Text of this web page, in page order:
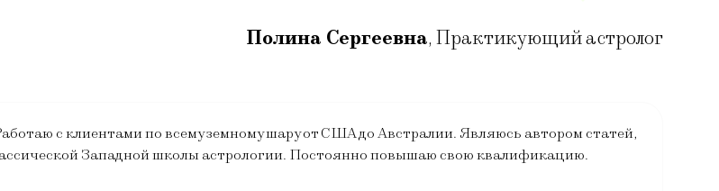
Полина Сергеевна, Практикующий астролог
с клиентами по всему земному шару от США до Австралии. Являюсь автором статей,
Западной школы астрологии. Постоянно повышаю свою квалификацию.